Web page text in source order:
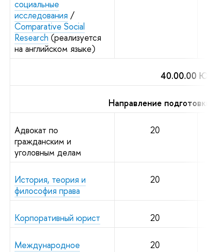
социальные
исследования /
Comparative Social
Research (реализуется
на английском языке)
40.00.00
Направление
Адвокат по
гражданским и
уголовным делам
20
История, теория и
философия права
20
Корпоративный юрист 20
Международное
20